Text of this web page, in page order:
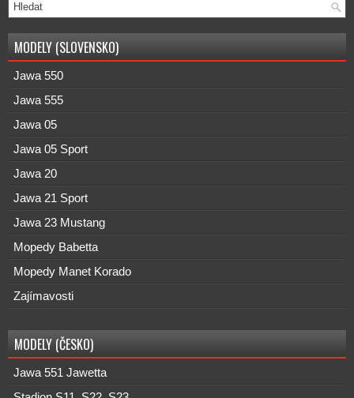
MODELY (SLOVENSKO)
Jawa 550
Jawa 555
Jawa 05
Jawa 05 Sport
Jawa 20
Jawa 21 Sport
Jawa 23 Mustang
Mopedy Babetta
Mopedy Manet Korado
Zajímavosti
MODELY (ČESKO)
Jawa 551 Jawetta